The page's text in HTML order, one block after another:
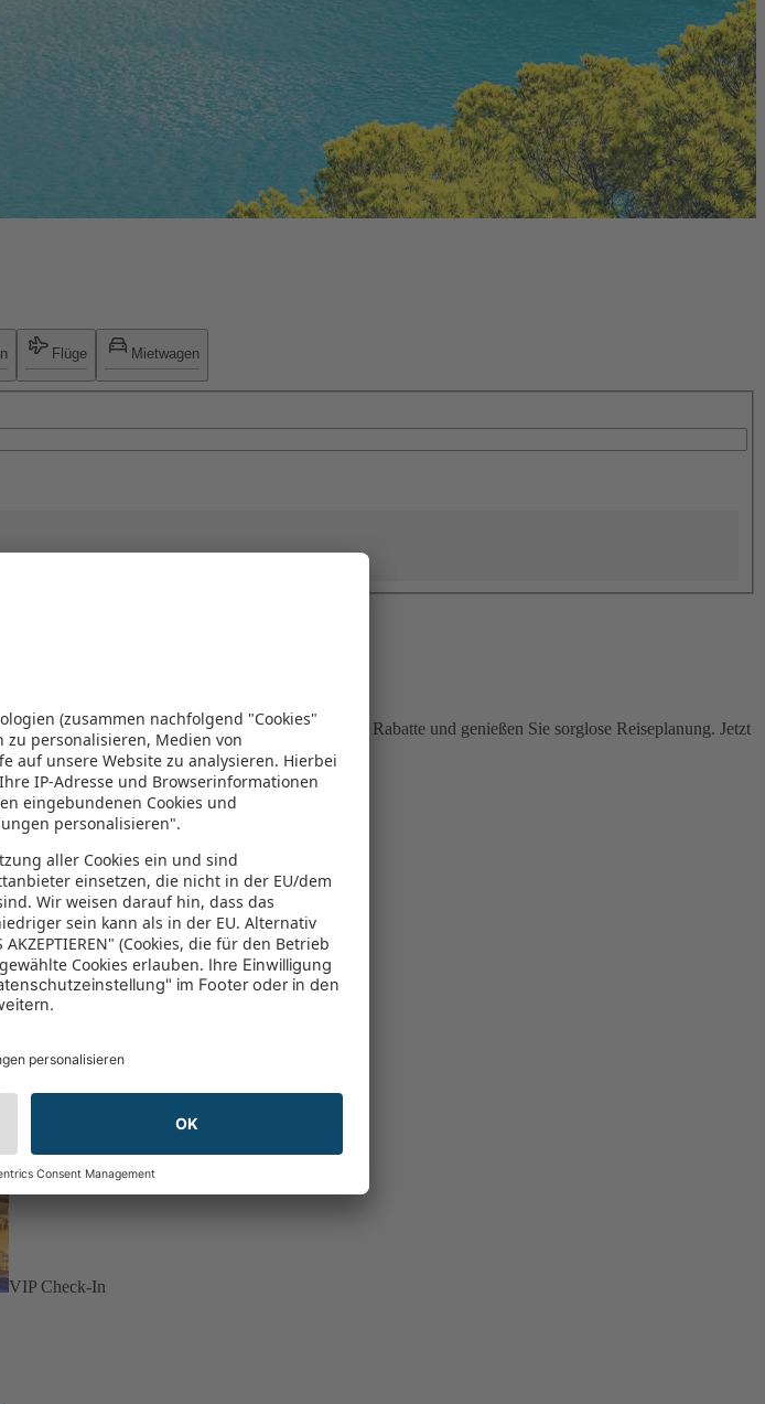
Flüge Mietwagen
– das spart Zeit und Geld. Nutzen Sie attraktive Rabatte und genießen Sie sorglose Reiseplanung. Jetzt
VIP Check-In